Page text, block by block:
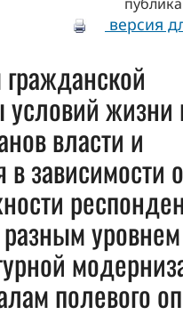
версия
гражданской
условий жизни
власти и
зависимости
уровнем
полевого